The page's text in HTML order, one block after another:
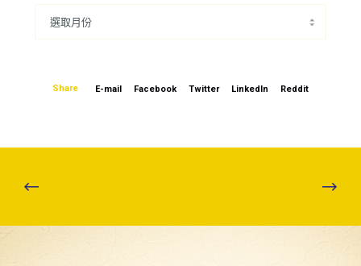
Share E-mail Facebook Twitter LinkedIn Reddit